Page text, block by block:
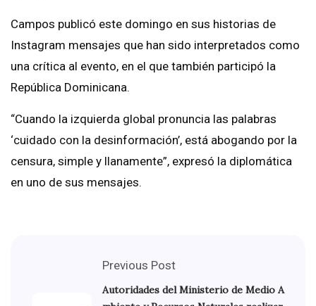
Campos publicó este domingo en sus historias de
Instagram mensajes que han sido interpretados como
una crítica al evento, en el que también participó la
República Dominicana.
“Cuando la izquierda global pronuncia las palabras
‘cuidado con la desinformación’, está abogando por la
censura, simple y llanamente”, expresó la diplomática
en uno de sus mensajes.
Previous Post
Autoridades del Ministerio de Medio A